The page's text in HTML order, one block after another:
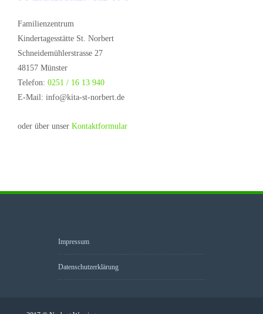
Familienzentrum
Kindertagesstätte St. Norbert
Schneidemühlerstrasse 27
48157 Münster
Telefon: 0251 / 16 13 940
E-Mail: info@kita-st-norbert.de
oder über unser Kontaktformular
Impressum
Datenschutzerklärung